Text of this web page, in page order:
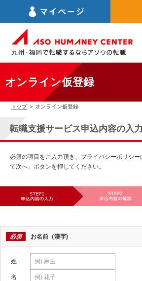
オンライン仮登録
トップ > オンライン仮登録
転職支援サービス申込内容の入力
必須の項目をご入力頂き、プライバシーポリシ
て次へ」ボタンを押してください。
必須 お名前（漢字)
姓
名